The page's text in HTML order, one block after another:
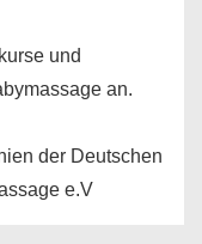
und
an.
der Deutschen
e.V